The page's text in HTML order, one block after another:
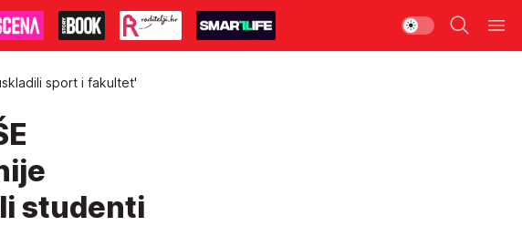
sport i fakultet'
studenti